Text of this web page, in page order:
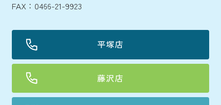
FAX：0466-21-9923
平塚店
藤沢店